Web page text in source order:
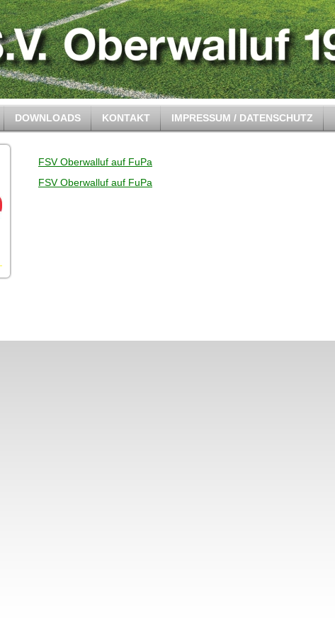
DOWNLOADS KONTAKT IMPRESSUM / DATENSCHUTZ
FSV Oberwalluf auf FuPa
FSV Oberwalluf auf FuPa